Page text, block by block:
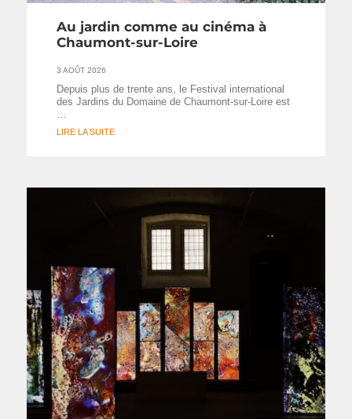
Au jardin comme au cinéma à
Chaumont-sur-Loire
3 AOÛT 2026
Depuis plus de trente ans, le Festival international
des Jardins du Domaine de Chaumont-sur-Loire est
LIRE LA SUITE